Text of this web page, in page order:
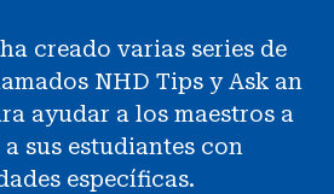
creado varias series de
NHD Tips y Ask an
ayudar a los maestros a
sus estudiantes con
específicas.